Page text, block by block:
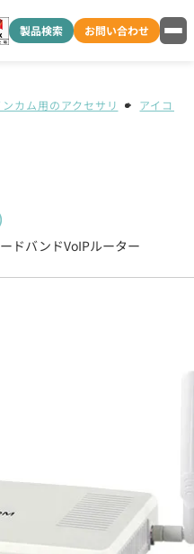
製品検索 お問い合わせ
カム用のアクセサリ アイコム
ドバンドVoIPルーター